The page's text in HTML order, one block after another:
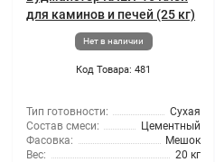
для каминов и печей (25 кг)
Нет в наличии
Код Товара: 481
Тип готовности:
Сухая
Состав смеси:
Цементный
Фасовка:
Мешок
Вес:
20 кг